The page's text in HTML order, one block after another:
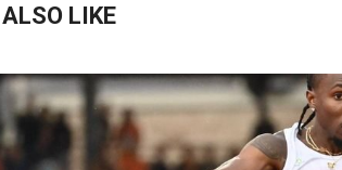
LIKE